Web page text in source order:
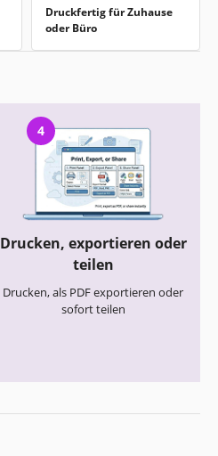
Druckfertig für Zuhause
oder Büro
4
Drucken, exportieren oder
teilen
Drucken, als PDF exportieren oder
sofort teilen